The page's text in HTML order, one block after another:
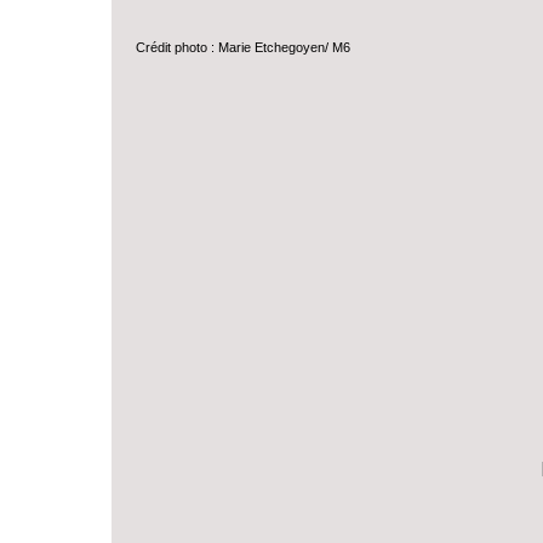
Crédit photo : Marie Etchegoyen/ M6